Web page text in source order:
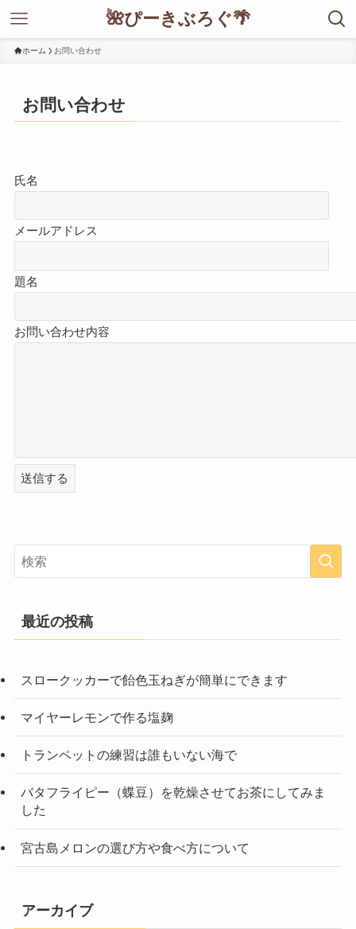
🌺ぴーきぶろぐ🌴
ホーム お問い合わせ
お問い合わせ
氏名
メールアドレス
題名
お問い合わせ内容
最近の投稿
スロークッカーで飴色玉ねぎが簡単にできます
マイヤーレモンで作る塩麹
トランペットの練習は誰もいない海で
バタフライピー（蝶豆）を乾燥させてお茶にしてみま
した
宮古島メロンの選び方や食べ方について
アーカイブ